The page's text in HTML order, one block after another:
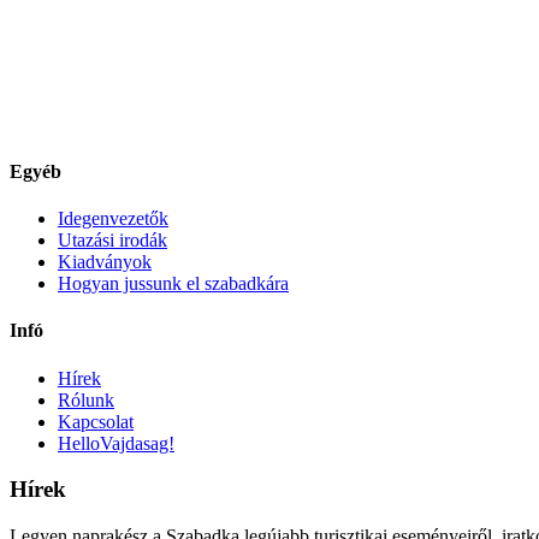
Egyéb
Idegenvezetők
Utazási irodák
Kiadványok
Hogyan jussunk el szabadkára
Infó
Hírek
Rólunk
Kapcsolat
HelloVajdasag!
Hírek